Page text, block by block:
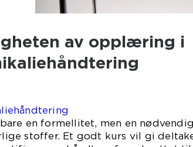
av opplæring i
en formellitet, men en
stoffer. Et godt kurs vil gi